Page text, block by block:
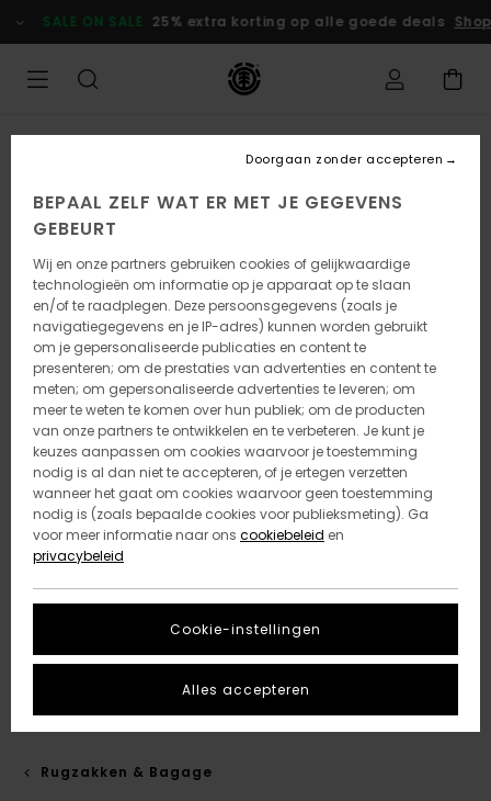
naar
Productinformatie
SALE ON SALE 25% extra korting op alle goede deals
Rugzakken & Bagage
BEPAAL ZELF WAT ER MET JE GEGEVENS
GEBEURT
Wij en onze partners gebruiken cookies of gelijkwaardige
technologieën om informatie op je apparaat op te slaan
en/of te raadplegen. Deze persoonsgegevens (zoals je
navigatiegegevens en je IP-adres) kunnen worden gebruikt
om je gepersonaliseerde publicaties en content te
presenteren; om de prestaties van advertenties en content te
meten; om gepersonaliseerde advertenties te leveren; om
meer te weten te komen over hun publiek; om de producten
van onze partners te ontwikkelen en te verbeteren. Je kunt je
keuzes aanpassen om cookies waarvoor je toestemming
nodig is al dan niet te accepteren, of je ertegen verzetten
wanneer het gaat om cookies waarvoor geen toestemming
nodig is (zoals bepaalde cookies voor publieksmeting). Ga
voor meer informatie naar ons cookiebeleid en
privacybeleid
Cookie-instellingen
Doorgaan zonder accepteren
Alles accepteren